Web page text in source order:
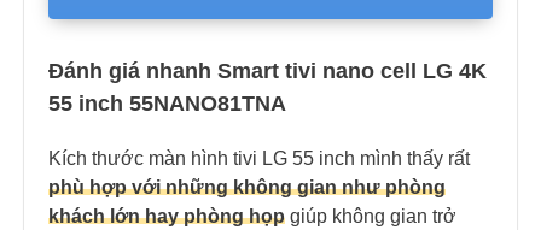
Đánh giá nhanh Smart tivi nano cell LG 4K
55 inch 55NANO81TNA
Kích thước màn hình tivi LG 55 inch mình thấy rất
phù hợp với những không gian như phòng
khách lớn hay phòng họp giúp không gian trở